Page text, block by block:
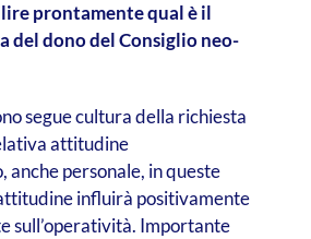
prontamente qual è il
del dono del Consiglio neo-
segue cultura della richiesta
attitudine
anche personale, in queste
influirà positivamente
sull’operatività. Importante